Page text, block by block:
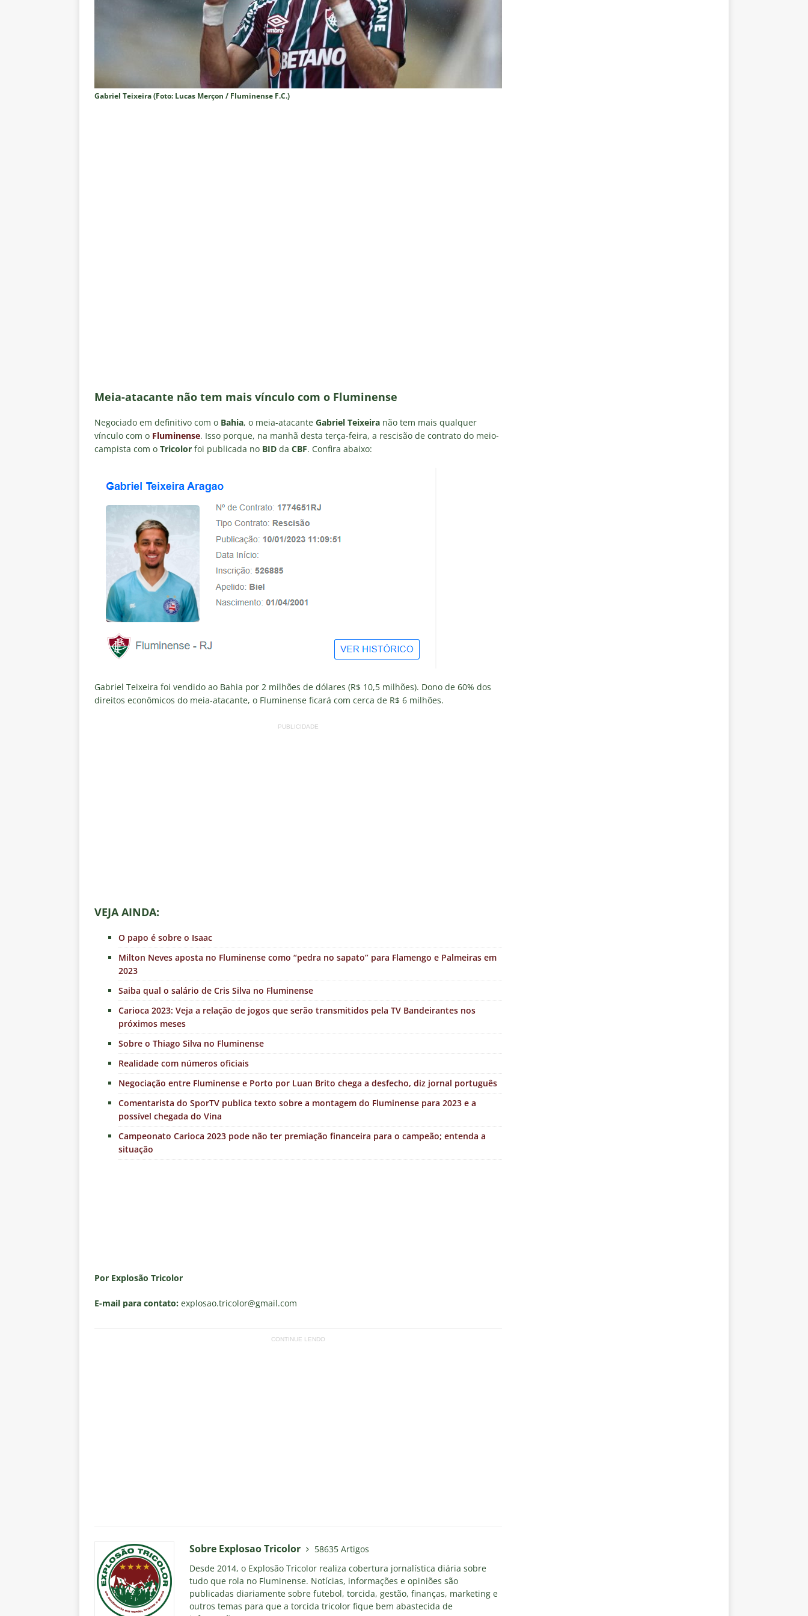
paralisia de Montenegro e cobra saídas de Zubeldía, Mário e Angioni
COLUNAS
[ 6 de agosto de 2026 ] Jogadores do Fluminense se incomodam com escolhas de Zubeldía
[ 6 de agosto de 2026 ] Após reunião no CT, diretoria do Fluminense define futuro de Zubeldía
NOTÍCIAS
[ 6 de agosto de 2026 ] John Kennedy vira grande preocupação no Fluminense; saiba a situação do
[ 6 de agosto de 2026 ] Zubeldía responde se diretoria do Fluminense garantiu permanência no
clube
NOTÍCIAS
Gabriel Teixeira (Foto: Lucas Merçon / Fluminense F.C.)
Meia-atacante não tem mais vínculo com o Fluminense
Negociado em definitivo com o Bahia, o meia-atacante Gabriel Teixeira não tem mais qualquer
vínculo com o Fluminense. Isso porque, na manhã desta terça-feira, a rescisão de contrato do meio-
campista com o Tricolor foi publicada no BID da CBF. Confira abaixo:
Gabriel Teixeira foi vendido ao Bahia por 2 milhões de dólares (R$ 10,5 milhões). Dono de 60% dos
direitos econômicos do meia-atacante, o Fluminense ficará com cerca de R$ 6 milhões.
PUBLICIDADE
VEJA AINDA:
O papo é sobre o Isaac
Milton Neves aposta no Fluminense como “pedra no sapato” para Flamengo e Palmeiras em
2023
Saiba qual o salário de Cris Silva no Fluminense
Carioca 2023: Veja a relação de jogos que serão transmitidos pela TV Bandeirantes nos
próximos meses
Sobre o Thiago Silva no Fluminense
Realidade com números oficiais
Negociação entre Fluminense e Porto por Luan Brito chega a desfecho, diz jornal português
Comentarista do SporTV publica texto sobre a montagem do Fluminense para 2023 e a
possível chegada do Vina
Campeonato Carioca 2023 pode não ter premiação financeira para o campeão; entenda a
situação
Por Explosão Tricolor
E-mail para contato: explosao.tricolor@gmail.com
CONTINUE LENDO
Sobre Explosao Tricolor
58635 Artigos
Desde 2014, o Explosão Tricolor realiza cobertura jornalística diária sobre
tudo que rola no Fluminense. Notícias, informações e opiniões são
publicadas diariamente sobre futebol, torcida, gestão, finanças, marketing e
outros temas para que a torcida tricolor fique bem abastecida de